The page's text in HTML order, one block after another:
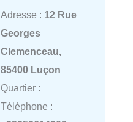
Adresse : 12 Rue
Georges
Clemenceau,
85400 Luçon
Quartier :
Téléphone :